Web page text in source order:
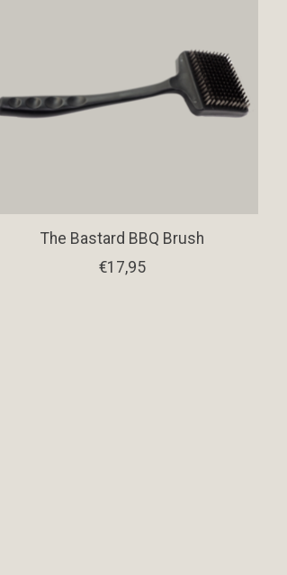
The Bastard BBQ Brush
€17,95